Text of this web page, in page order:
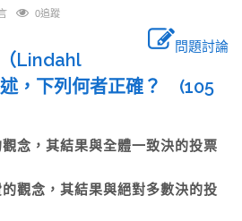
0追蹤
問題討論
Lindahl
，下列何者正確？ (105
念，其結果與全體一致決的投票
觀念，其結果與絕對多數決的投